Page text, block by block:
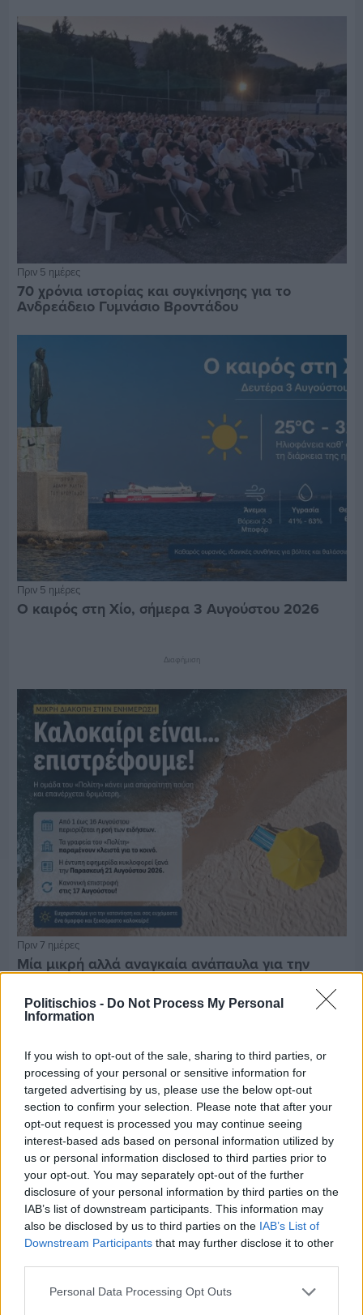
Politischios - Do Not Process My Personal
Information
If you wish to opt-out of the sale, sharing to third parties, or
processing of your personal or sensitive information for
targeted advertising by us, please use the below opt-out
section to confirm your selection. Please note that after your
opt-out request is processed you may continue seeing
interest-based ads based on personal information utilized by
us or personal information disclosed to third parties prior to
your opt-out. You may separately opt-out of the further
disclosure of your personal information by third parties on the
IAB’s list of downstream participants. This information may
also be disclosed by us to third parties on the IAB’s List of
Downstream Participants that may further disclose it to other
Personal Data Processing Opt Outs
Πριν 5 ημέρες
70 χρόνια ιστορίας και συγκίνησης για το
Ανδρεάδειο Γυμνάσιο Βροντάδου
Πριν 5 ημέρες
Ο καιρός στη Χίο, σήμερα 3 Αυγούστου 2026
Διαφήμιση
Πριν 7 ημέρες
Μία μικρή αλλά αναγκαία ανάπαυλα για την
ομάδα του «Πολίτη»
Ελλάδας–Κύπρου Κ18 ο Δημήτρης Τέλλιος